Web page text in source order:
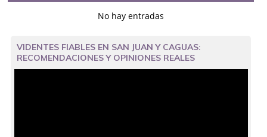
No hay entradas
VIDENTES FIABLES EN SAN JUAN Y CAGUAS:
RECOMENDACIONES Y OPINIONES REALES